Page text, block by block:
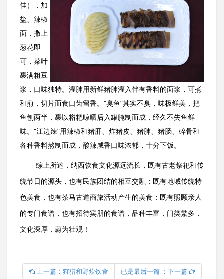
佳），加
盐、辣椒
面，撒上
葱花即
可，菜叶
裹满粗豆
浆，口味独特。灌肺用新鲜猪肺灌入伴有香料的面浆，可煮
和煎，切片而食口齿留香。“臭鱼”其实不臭，味极鲜美，把
鱼刨两半，裹以糌粑晾晒后入罐腌制而成，经久不失鱼鲜
味。“江边辣”用辣椒和猪肝、炸猪皮、猪肺、猪肠、碎骨和
各种香料熬制而成，酸辣咸香口味浓郁，十分下饭。
综上所述，纳西饮食文化源远流长，既有古老祭祀和传
统节日的源头，也有民族团结的相互交融；既有地域传统特
色美食，也有茶马古道商旅活动产生的美食；既有照顾亲人
的专门食谱，也有招待宾朋的食谱，品种丰富，门类繁多，
文化深厚，蔚为壮观！
上一篇：狩猎和野炊饮食
已是最后一篇 ：下一篇